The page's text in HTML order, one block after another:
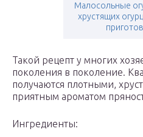
Малосольные
хрустящих
Такой рецепт у многих
поколения в поколение.
получаются плотными,
приятным ароматом
Ингредиенты: